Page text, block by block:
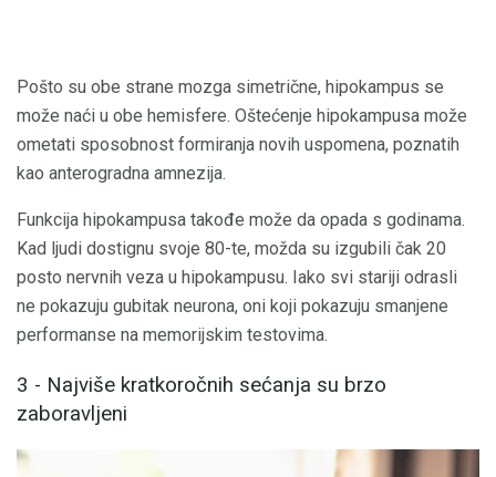
Pošto su obe strane mozga simetrične, hipokampus se
može naći u obe hemisfere. Oštećenje hipokampusa može
ometati sposobnost formiranja novih uspomena, poznatih
kao anterogradna amnezija.
Funkcija hipokampusa takođe može da opada s godinama.
Kad ljudi dostignu svoje 80-te, možda su izgubili čak 20
posto nervnih veza u hipokampusu. Iako svi stariji odrasli
ne pokazuju gubitak neurona, oni koji pokazuju smanjene
performanse na memorijskim testovima.
3 - Najviše kratkoročnih sećanja su brzo
zaboravljeni